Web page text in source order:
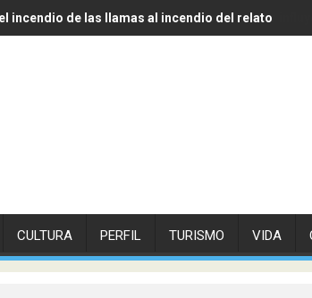
incendio de las llamas al incendio del relato
de Vithas explica cómo las olas de calor
CULTURA PERFIL TURISMO VIDA